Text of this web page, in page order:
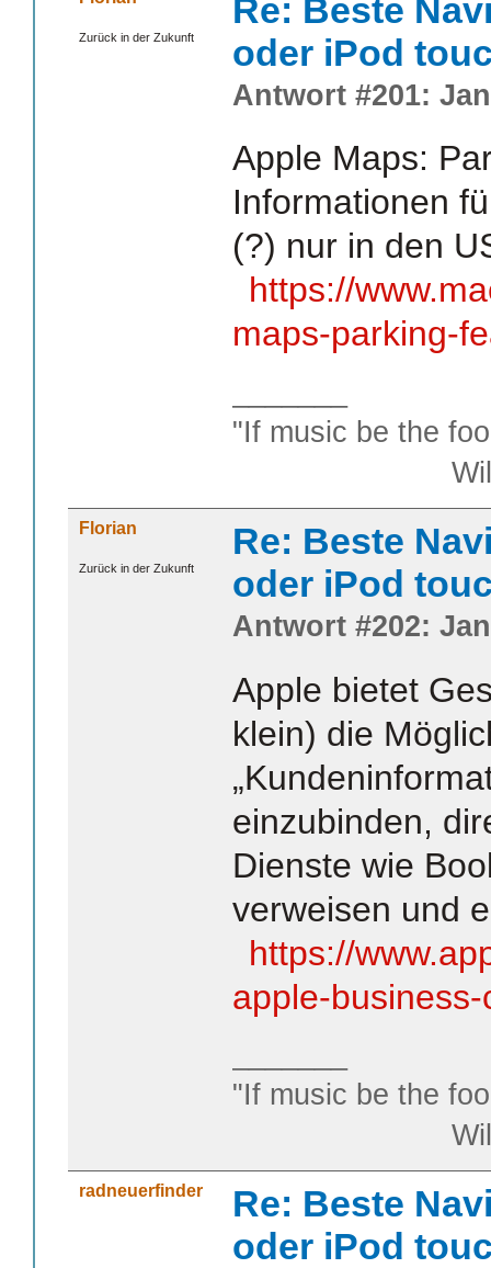
Zurück in der Zukunft
Re: Beste
oder iPod
Antwort #201:
Apple Maps:
Informationen
(?) nur in den
https://
maps-parking-
"If music be the
William
Florian
Zurück in der Zukunft
Re: Beste
oder iPod
Antwort #202:
Apple bietet
klein) die
einzubinden,
Dienste wie
verweisen und
https://
apple-
"If music be the
William
radneuerfinder
Re: Beste
oder iPod